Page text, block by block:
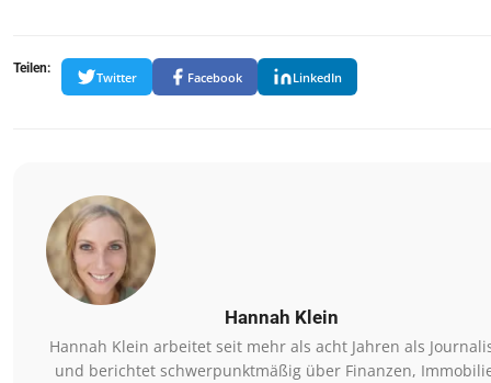
Teilen:
Twitter Facebook LinkedIn
Hannah Klein
Hannah Klein arbeitet seit mehr als acht Jahren als
und berichtet schwerpunktmäßig über Finanzen,